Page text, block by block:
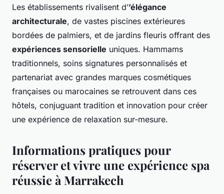
Les établissements rivalisent d’’élégance
architecturale, de vastes piscines extérieures
bordées de palmiers, et de jardins fleuris offrant des
expériences sensorielle uniques. Hammams
traditionnels, soins signatures personnalisés et
partenariat avec grandes marques cosmétiques
françaises ou marocaines se retrouvent dans ces
hôtels, conjuguant tradition et innovation pour créer
une expérience de relaxation sur-mesure.
Informations pratiques pour
réserver et vivre une expérience spa
réussie à Marrakech